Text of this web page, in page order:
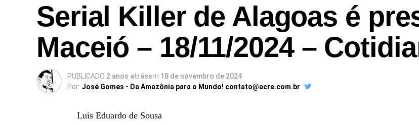
Serial Killer de Alagoas é
Maceió – 18/11/2024 –
PUBLICADO 2 anos atrásem 18 de novembro de 2024
Por: José Gomes - Da Amazônia para o Mundo! contato@acre.com.br
Luis Eduardo de Sousa